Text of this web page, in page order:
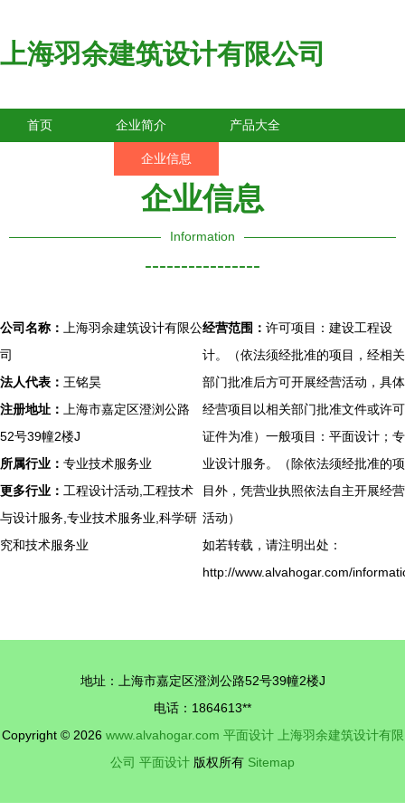
上海羽余建筑设计有限公司
首页 企业简介 产品大全
企业信息
企业信息
Information
----------------
公司名称：
上海羽余建筑设计有限公
司
法人代表： 王铭昊
注册地址：
上海市嘉定区澄浏公路
52号39幢2楼J
所属行业： 专业技术服务业
更多行业： 工程设计活动,工程技术
与设计服务,专业技术服务业,科学研
究和技术服务业
经营范围： 许可项目：建设工程设
计。（依法须经批准的项目，经相关
部门批准后方可开展经营活动，具体
经营项目以相关部门批准文件或许可
证件为准）一般项目：平面设计；专
业设计服务。（除依法须经批准的项
目外，凭营业执照依法自主开展经营
活动）
如若转载，请注明出处：
http://www.alvahogar.com/
地址：上海市嘉定区澄浏公路52号39幢2楼J
电话：1864613**
Copyright © 2026 www.alvahogar.com 平面设计
上海羽余建筑设计有限
公司 平面设计 版权所有 Sitemap